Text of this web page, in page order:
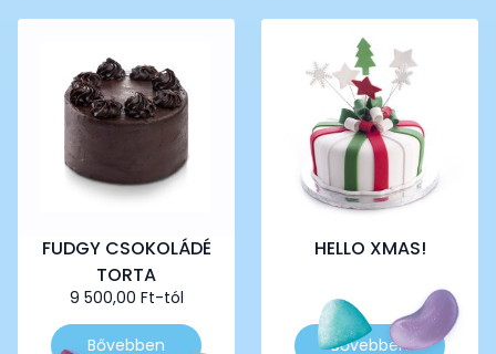
változatok
termékoldalon
választhatók
variációja
van.
változatok
termékoldalon
választhatók
ki
FUDGY CSOKOLÁDÉ
TORTA
9 500,00 Ft-tól
Bővebben
Ennek
HELLO XMAS!
Bővebben
Ennek